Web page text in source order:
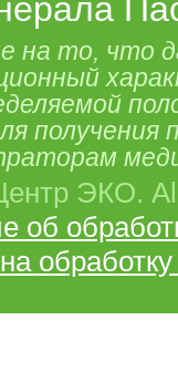
на то, что
ЭКО.
об